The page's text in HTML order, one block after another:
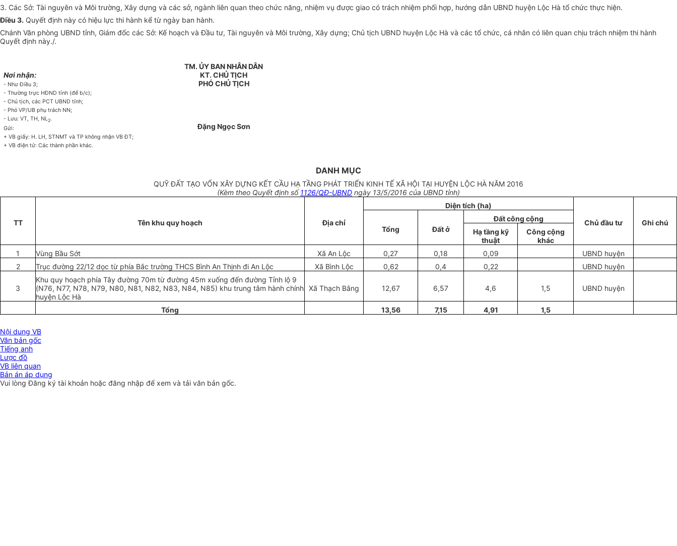
3. Các Sở: Tài nguyên và Môi trường, Xây dựng và các sở, ngành liên quan theo chức năng, nhiệm vụ được giao có trách nhiệm phối hợp, hướng dẫn UBND huyện Lộc Hà tổ chức thực hiện.
Điều 3. Quyết định này có hiệu lực thi hành kể từ ngày ban hành.
Chánh Văn phòng UBND tỉnh, Giám đốc các Sở: Kế hoạch và Đầu tư, Tài nguyên và Môi trường, Xây dựng; Chủ tịch UBND huyện Lộc Hà và các tổ chức, cá nhân có liên quan chịu trách nhiệm thi hành
Quyết định này./.
Nơi nhận:
- Như Điều 3;
- Thường trực HĐND tỉnh (để b/c);
- Chủ tịch, các PCT UBNDtỉnh;
- Phó VP/UB phụ trách NN;
- Lưu: VT, TH, NL2.
Gửi:
+ VB giấy: H. LH, STNMT và TP không nhận VB ĐT;
+ VB điện tử: Các thành phần khác.
TM. ỦY BAN NHÂN DÂN
KT. CHỦ TỊCH
PHÓ CHỦ TỊCH
Đặng Ngọc Sơn
DANH MỤC
QUỸ ĐẤT TẠO VỐN XÂY DỰNG KẾT CẦU HẠ TẦNG PHÁT TRIỂN KINH TẾ XÃ HỘI TẠI HUYỆN LỘC HÀ NĂM 2016
(Kèm theo Quyết định số1126/QĐ-UBND ngày 13/5/2016 của UBND tỉnh)
TT Tên khu quy hoạch Địa chỉ
Diện tích (ha)
Chủ đầu tư
Ghi chú
Tổng Đất ở
Đất công cộng
Hạ tầng kỹ
thuật
Công cộng
khác
1
Vùng Bầu Sớt Xã An L ộc 0,27 0,18 0,09 UBND huyện
2
Trục đường 22/12 dọc từ phía Bắc trường THCS Bình An Thịnh đi An Lộc Xã Bình Lộc 0,62 0,4 0,22 UBND huyện
3
Khu quy hoạch phía Tây đường 70m từ đường 45m xuống đến đường Tỉnh lộ 9
(N76, N77, N78, N79, N80, N81, N82, N83, N84, N85) khu trung tâm hành chính
huyện Lộc Hà
Xã Thạch Bằng 12,67 6,57 4,6 1,5 UBND huyện
Tổng 13,56 7,15 4,91 1,5
Nội dung VB
Văn bản gốc
Tiếng anh
Lược đồ
VB liên quan
Bản án áp dụng
Vui lòngĐăng ký tài khoản hoặc đăng nhập để xem và tải văn bản gốc.